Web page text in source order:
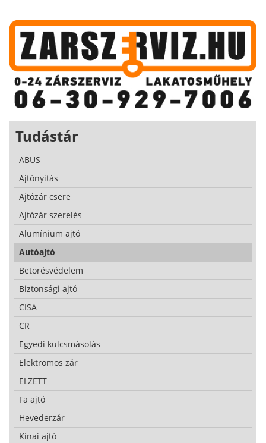
Tudástár
ABUS
Ajtónyitás
Ajtózár csere
Ajtózár szerelés
Alumínium ajtó
Autóajtó
Betörésvédelem
Biztonsági ajtó
CISA
CR
Egyedi kulcsmásolás
Elektromos zár
ELZETT
Fa ajtó
Hevederzár
Kínai ajtó